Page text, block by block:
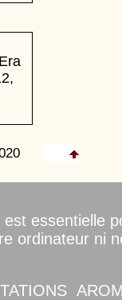
essentielle
ordinateur ni